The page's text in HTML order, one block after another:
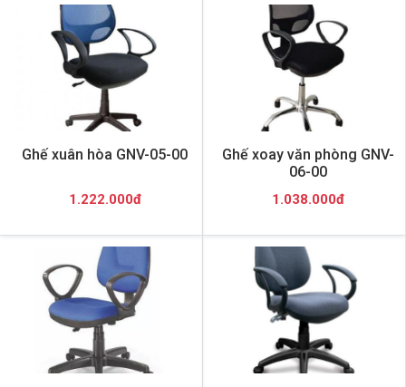
Ghế xuân hòa GNV-05-00
1.222.000đ
Ghế xoay văn phòng GNV-
06-00
1.038.000đ